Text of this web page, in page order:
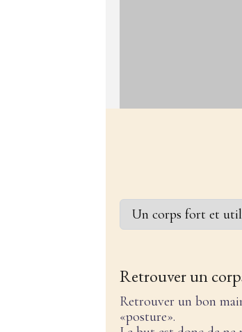
Retrouver un
Retrouver un bon
«posture».